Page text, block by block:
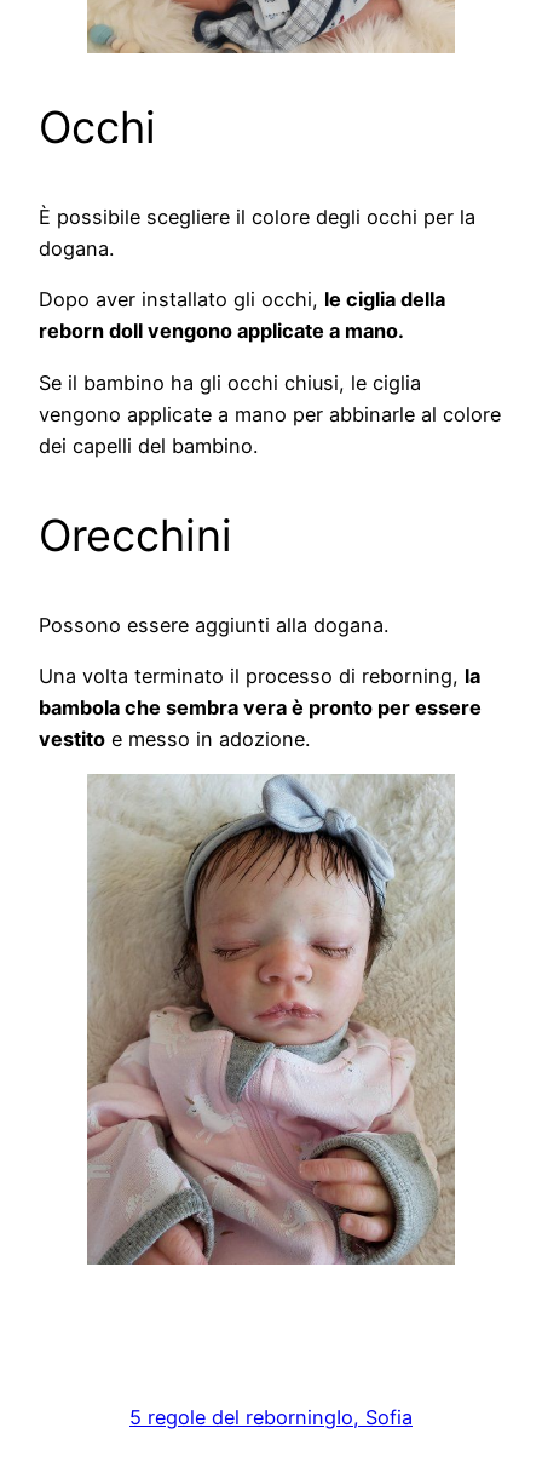
Occhi
È possibile scegliere il colore degli occhi per la
dogana.
Dopo aver installato gli occhi, le ciglia della
reborn doll vengono applicate a mano.
Se il bambino ha gli occhi chiusi, le ciglia
vengono applicate a mano per abbinarle al colore
dei capelli del bambino.
Orecchini
Possono essere aggiunti alla dogana.
Una volta terminato il processo di reborning, la
bambola che sembra vera è pronto per essere
vestito e messo in adozione.
5 regole del reborningIo, Sofia